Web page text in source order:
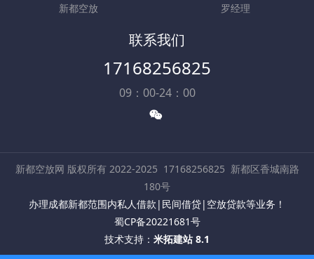
新都空放 罗经理
联系我们
17168256825
09：00-24：00
新都空放网 版权所有 2022-2025 17168256825 新都区香城南路
180号
办理成都新都范围内私人借款|民间借贷|空放贷款等业务！
蜀CP备20221681号
技术支持： 米拓建站 8.1